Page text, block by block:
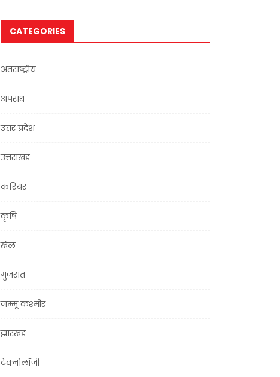
CATEGORIES
अंतराष्ट्रीय
अपराध
उत्तर प्रदेश
उत्तराखंड
करियर
कृषि
खेल
गुजरात
जम्मू कश्मीर
झारखंड
टेक्नोलॉजी